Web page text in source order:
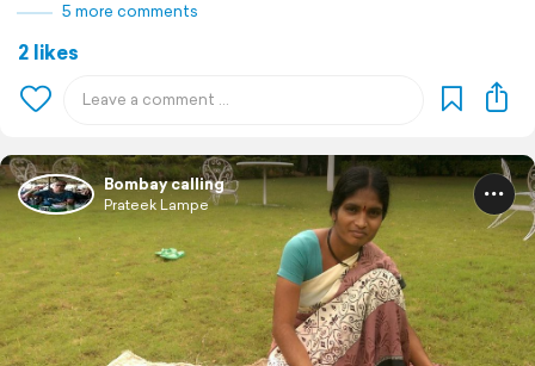
5 more comments
2 likes
Bombay calling
Prateek Lampe